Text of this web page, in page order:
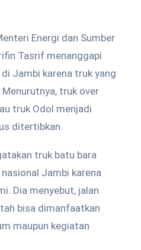
Energi dan Sumber
Tasrif menanggapi
Jambi karena truk yang
truk over
truk Odol menjadi
ditertibkan.
truk batu bara
Jambi karena
Dia menyebut, jalan
bisa dimanfaatkan
maupun kegiatan